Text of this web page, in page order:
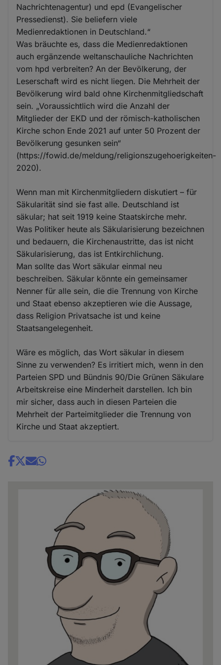
Nachrichtenagentur) und epd (Evangelischer
Pressedienst). Sie beliefern viele
Medienredaktionen in Deutschland.“
Was bräuchte es, dass die Medienredaktionen
auch ergänzende weltanschauliche Nachrichten
vom hpd verbreiten? An der Bevölkerung, der
Leserschaft wird es nicht liegen. Die Mehrheit der
Bevölkerung wird bald ohne Kirchenmitgliedschaft
sein. „Voraussichtlich wird die Anzahl der
Mitglieder der EKD und der römisch-katholischen
Kirche schon Ende 2021 auf unter 50 Prozent der
Bevölkerung gesunken sein“
(https://fowid.de/meldung/religionszugehoerigkeiten-
2020).
Wenn man mit Kirchenmitgliedern diskutiert – für
Säkularität sind sie fast alle. Deutschland ist
säkular; hat seit 1919 keine Staatskirche mehr.
Was Politiker heute als Säkularisierung bezeichnen
und bedauern, die Kirchenaustritte, das ist nicht
Säkularisierung, das ist Entkirchlichung.
Man sollte das Wort säkular einmal neu
beschreiben. Säkular könnte ein gemeinsamer
Nenner für alle sein, die die Trennung von Kirche
und Staat ebenso akzeptieren wie die Aussage,
dass Religion Privatsache ist und keine
Staatsangelegenheit.
Wäre es möglich, das Wort säkular in diesem
Sinne zu verwenden? Es irritiert mich, wenn in den
Parteien SPD und Bündnis 90/Die Grünen Säkulare
Arbeitskreise eine Minderheit darstellen. Ich bin
mir sicher, dass auch in diesen Parteien die
Mehrheit der Parteimitglieder die Trennung von
Kirche und Staat akzeptiert.
Share